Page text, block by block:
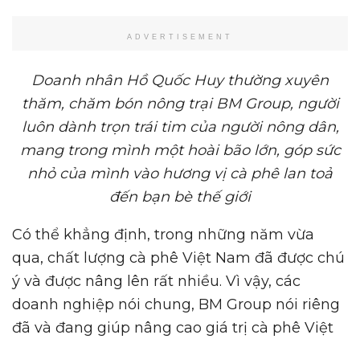
ADVERTISEMENT
Doanh nhân Hồ Quốc Huy thường xuyên
thăm, chăm bón nông trại BM Group, người
luôn dành trọn trái tim của người nông dân,
mang trong mình một hoài bão lớn, góp sức
nhỏ của mình vào hương vị cà phê lan toả
đến bạn bè thế giới
Có thể khẳng định, trong những năm vừa
qua, chất lượng cà phê Việt Nam đã được chú
ý và được nâng lên rất nhiều. Vì vậy, các
doanh nghiệp nói chung, BM Group nói riêng
đã và đang giúp nâng cao giá trị cà phê Việt